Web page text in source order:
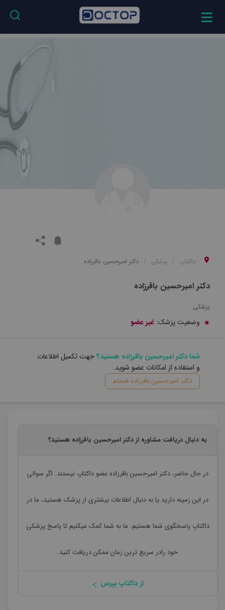
داکتاپ پزشکی دکتر امیرحسین باقرزاده
دکتر امیرحسین باقرزاده
پزشکی
وضعیت پزشک: غیر عضو
شما دکتر امیرحسین باقرزاده هستید؟جهت تکمیل اطلاعات
و استفاده از امکانات عضو شوید.
دکتر امیرحسین باقرزاده هستم
به دنبال دریافت مشاوره از دکتر امیرحسین باقرزاده هستید؟
در حال حاضر، دکتر امیرحسین باقرزادهعضو داکتاپ نیستند. اگر سوالی
در این زمینه دارید یا به دنبال اطلاعات بیشتری از پزشک هستید، ما در
داکتاپ پاسخگوی شما هستیم. ما به شما کمک میکنیم تا پاسخ پزشکی
خود رادر سریع ترین زمان ممکن دریافت کنید.
از داکتاپ بپرس